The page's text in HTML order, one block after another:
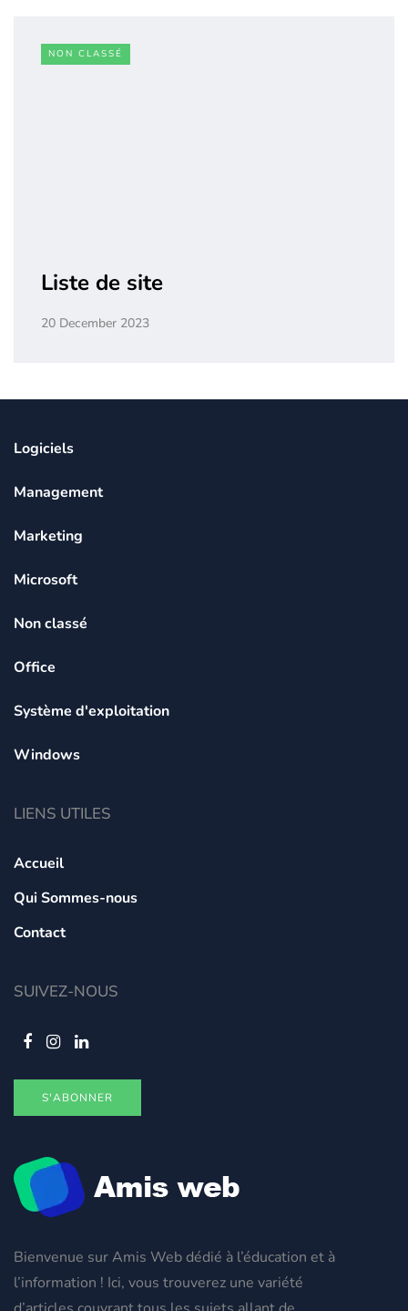
NON CLASSÉ
Liste de site
20 December 2023
Bienvenue sur Amis Web dédié à l’éducation et à
l’information ! Ici, vous trouverez une variété
Logiciels
Management
Marketing
Microsoft
Non classé
Office
Système d'exploitation
Windows
LIENS UTILES
Accueil
Qui Sommes-nous
Contact
SUIVEZ-NOUS
S'ABONNER